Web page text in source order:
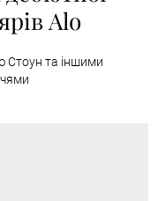
Alo
Стоун та іншими